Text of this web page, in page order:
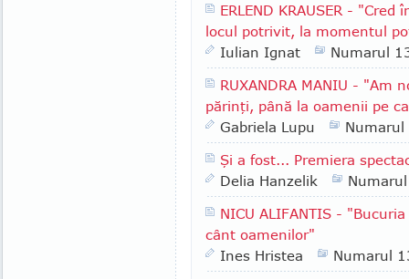
ERLEND KRAUSER -
locul potrivit, la momentul
Iulian Ignat
Numarul
RUXANDRA MANIU - "Am
părinţi, până la oamenii pe
Gabriela Lupu
Şi a fost... Premiera
Delia Hanzelik
NICU ALIFANTIS -
cânt oamenilor"
Ines Hristea
Numarul